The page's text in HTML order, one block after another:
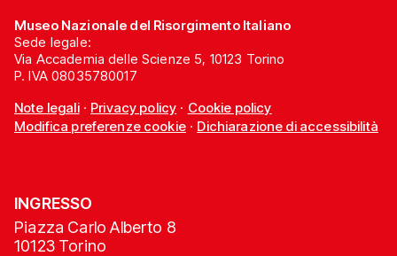
Museo Nazionale del Risorgimento Italiano
Sede legale:
Via Accademia delle Scienze 5, 10123 Torino
P. IVA 08035780017
Note legali· Privacy policy · Cookie policy
Modifica preferenze cookie· Dichiarazione di accessibilità
INGRESSO
Piazza Carlo Alberto 8
10123 Torino